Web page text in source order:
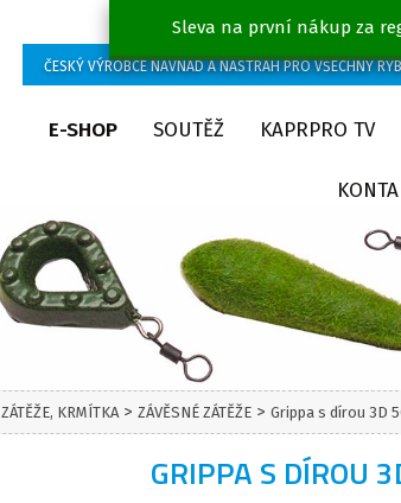
Sleva na první nákup za
ČESKÝ VÝROBCE NÁVNAD A NÁSTRAH PRO VŠECHNY
E-SHOP SOUTĚŽ KAPRPRO TV
ZÁTĚŽE, KRMÍTKA> ZÁVĚSNÉ ZÁTĚŽE > Grippa s dírou 3D
GRIPPA S DÍROU